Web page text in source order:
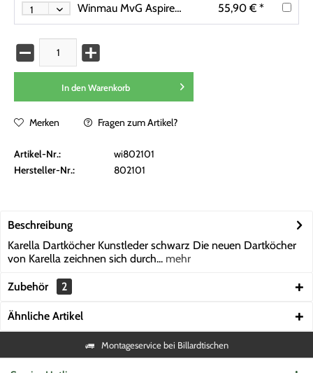
Winmau MvG Aspire Steeldart 1444 21g, 22g, 23g, 24g, 25 g oder 26 g
55,90 € *
In den Warenkorb
Merken Fragen zum Artikel?
Artikel-Nr.:
wi802101
Hersteller-Nr.:
802101
Beschreibung
Karella Dartköcher Kunstleder schwarz Die neuen Dartköcher
von Karella zeichnen sich durch... mehr
Zubehör 2
Ähnliche Artikel
Montageservice bei Billardtischen